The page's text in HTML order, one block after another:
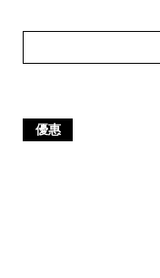
優惠